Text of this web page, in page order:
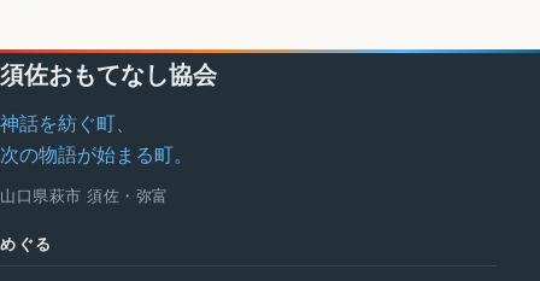
ペ
ー
ジ
送
り
須佐おもてなし協会
神話を紡ぐ町、
次の物語が始まる町。
山口県萩市 須佐・弥富
めぐる